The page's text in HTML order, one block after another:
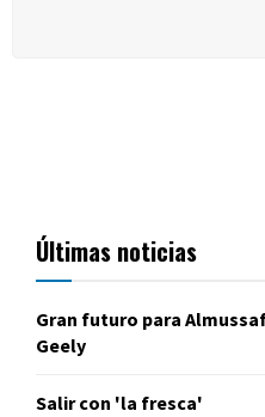
Últimas noticias
Gran futuro para
Geely
Salir con 'la fresca'